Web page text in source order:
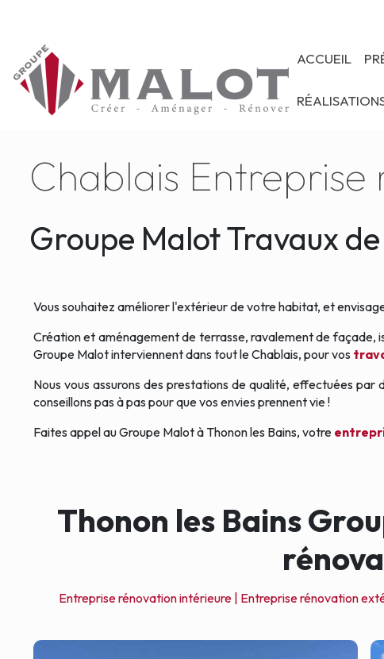
ACCUEIL
Chablais
Groupe Malot Travaux
Vous souhaitez améliorer l'extérieur de votre habitat, et
Création et aménagement de terrasse, ravalement de façade,
Groupe Malot interviennent dans tout le Chablais, pour vos
Nous vous assurons des prestations de qualité, effectuées
conseillons pas à pas pour que vos envies prennent vie !
Faites appel au Groupe Malot à Thonon les Bains, votre
Thonon les Bains
Entreprise rénovation intérieure | Entreprise rénovation